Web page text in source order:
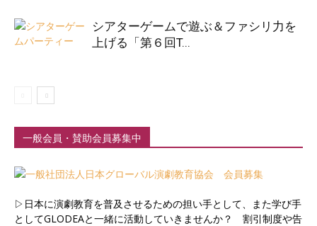
シアターゲームで遊ぶ＆ファシリ力を
上げる「第６回T...
一般会員・賛助会員募集中
▷日本に演劇教育を普及させるための担い手として、また学び手
としてGLODEAと一緒に活動していきませんか？ 割引制度や告